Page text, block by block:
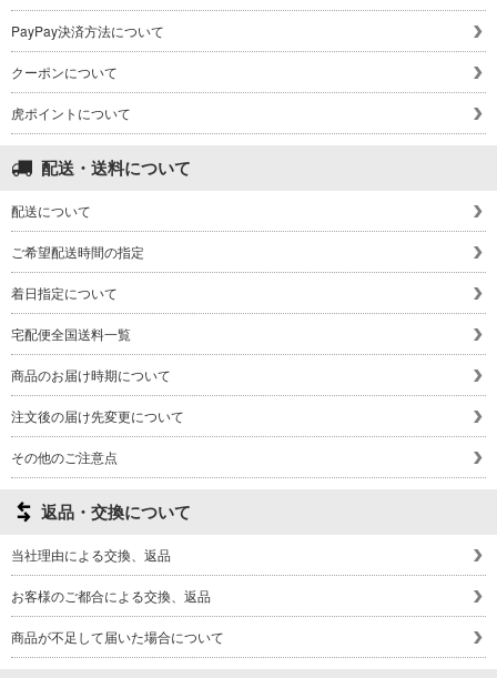
PayPay決済方法について
クーポンについて
虎ポイントについて
配送・送料について
配送について
ご希望配送時間の指定
着日指定について
宅配便全国送料一覧
商品のお届け時期について
注文後の届け先変更について
その他のご注意点
返品・交換について
当社理由による交換、返品
お客様のご都合による交換、返品
商品が不足して届いた場合について